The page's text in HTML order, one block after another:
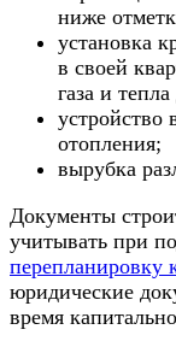
ниже
установка
в своей
газа и
устройство
отопления;
вырубка
Документы
учитывать при
перепланировку
юридические
время